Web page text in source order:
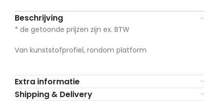
Beschrijving
* de getoonde prijzen zijn ex. BTW
Van kunststofprofiel, rondom platform
Extra informatie
Shipping & Delivery